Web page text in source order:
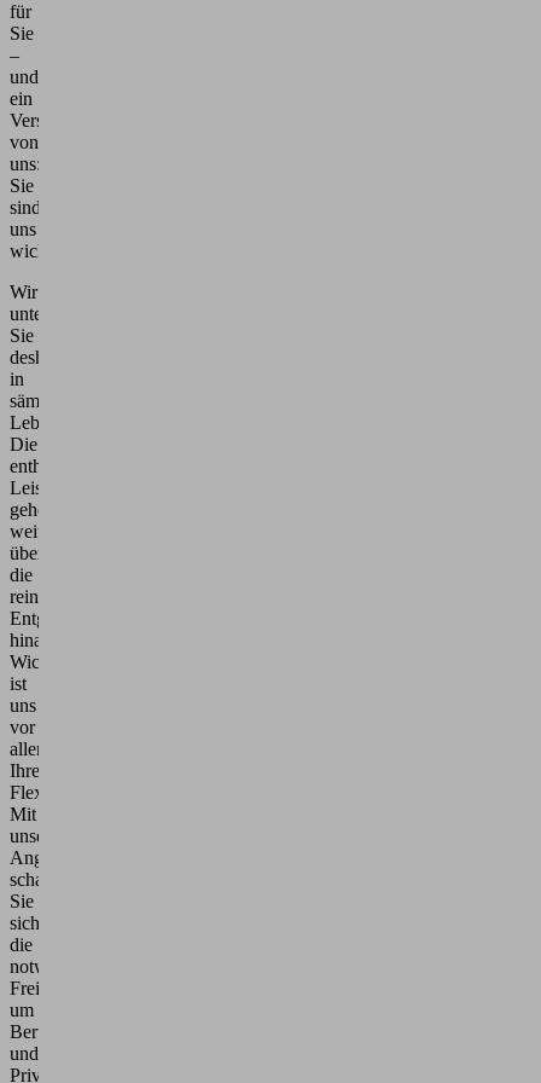
für
Sie
–
und
ein
Versprechen
von
uns:
Sie
sind
uns
wichtig.
Wir
unterstützen
Sie
deshalb
in
sämtlichen
Lebensfeldern.
Die
enthaltenen
Leistungen
gehen
weit
über
die
reinen
Entgeltzahlungen
hinaus.
Wichtig
ist
uns
vor
allem
Ihre
Flexibilität:
Mit
unseren
Angeboten
schaffen
Sie
sich
die
notwendigen
Freiräume,
um
Beruf
und
Privatleben